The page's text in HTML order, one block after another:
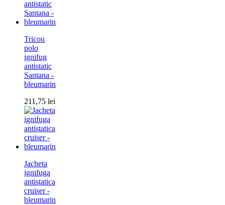
Tricou
polo
ignifug
antistatic
Santana -
bleumarin
211,75 lei
Jacheta
ignifuga
antistatica
cruiser -
bleumarin